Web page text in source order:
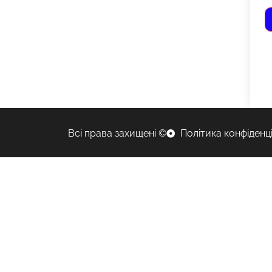
Всі права захищені © Політика